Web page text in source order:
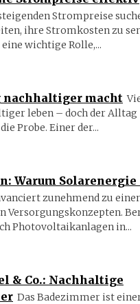
Strompreise
ihre Stromkosten zu
wichtige Rolle,...
nachhaltiger macht
leben – doch der Alltag
Probe. Einer der...
Warum Solarenergie
zunehmend zu
Versorgungskonzepten.
Photovoltaikanlagen in...
& Co.: Nachhaltige
Das Badezimmer ist